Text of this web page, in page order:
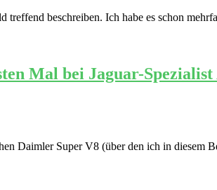
treffend beschreiben. Ich habe es schon
Mal bei Jaguar-
Daimler Super V8 (über den ich in diesem